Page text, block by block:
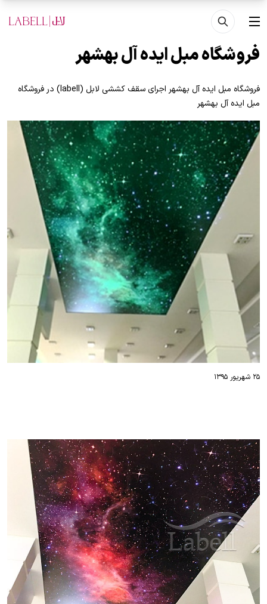
رفتن به محتوای اصلی
منو
فروشگاه مبل ايده آل بهشهر
فروشگاه مبل ايده آل بهشهر اجرای سقف کششی لابل (labell) در فروشگاه
مبل ايده آل بهشهر
۲۵ شهریور ۱۳۹۵